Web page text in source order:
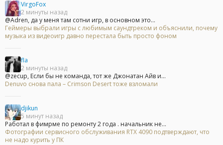
VirgoFox
2 минуты назад
@Adren, да у меня там сотни игр, в основном это...
Геймеры выбрали игры с любимым саундтреком и объяснили, почему
музыка из видеоигр давно перестала быть просто фоном
fla
2 минуты назад
@zecup, Если бы не команда, тот же Джонатан Айв и...
Denuvo снова пала – Crimson Desert тоже взломали
djikun
5 минут назад
Работал в фимрме по ремонту 2 года . начальник не...
Фотографии сервисного обслуживания RTX 4090 подтверждают, что
не надо курить у ПК